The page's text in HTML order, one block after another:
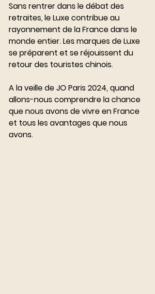
Sans rentrer dans le débat des
retraites, le Luxe contribue au
rayonnement de la France dans le
monde entier. Les marques de Luxe
se préparent et se réjouissent du
retour des touristes chinois.
A la veille de JO Paris 2024, quand
allons-nous comprendre la chance
que nous avons de vivre en France
et tous les avantages que nous
avons.